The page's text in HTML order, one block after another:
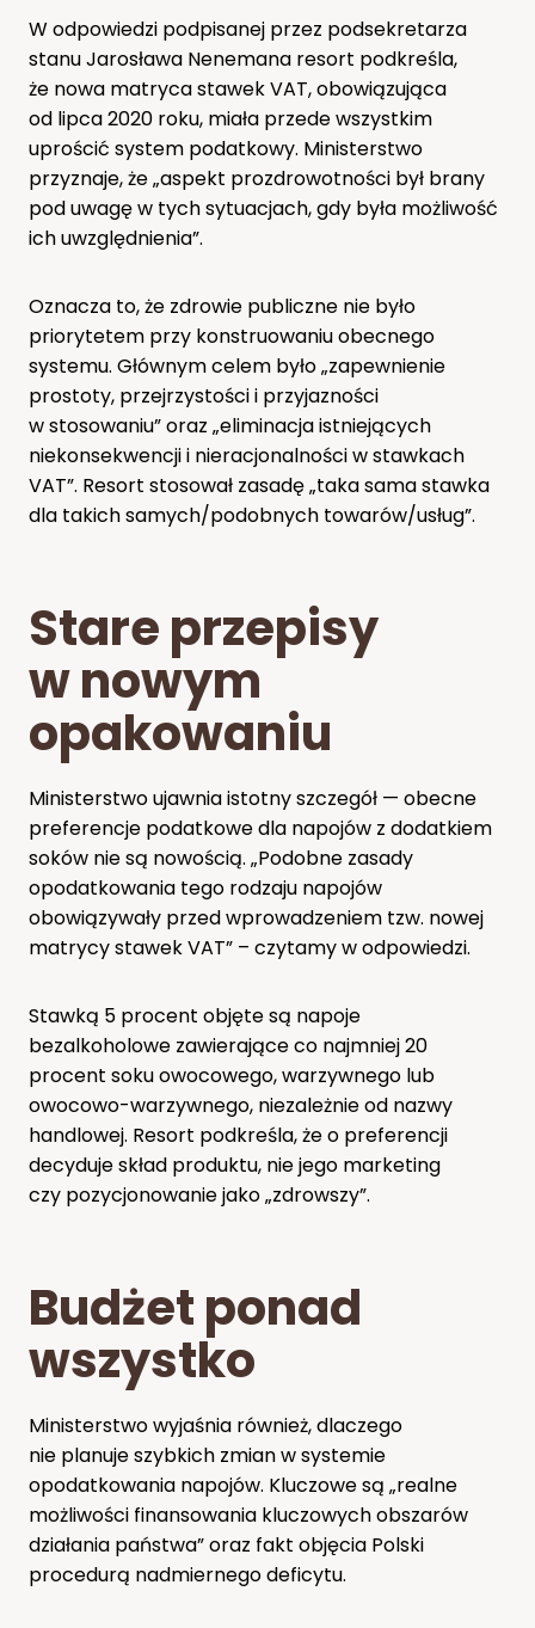
W odpowiedzi podpisanej przez podsekretarza
stanu Jarosława Nenemana resort podkreśla,
że nowa matryca stawek VAT, obowiązująca
od lipca 2020 roku, miała przede wszystkim
uprościć system podatkowy. Ministerstwo
przyznaje, że „aspekt prozdrowotności był brany
pod uwagę w tych sytuacjach, gdy była możliwość
ich uwzględnienia”.
Oznacza to, że zdrowie publiczne nie było
priorytetem przy konstruowaniu obecnego
systemu. Głównym celem było „zapewnienie
prostoty, przejrzystości i przyjazności
w stosowaniu” oraz „eliminacja istniejących
niekonsekwencji i nieracjonalności w stawkach
VAT”. Resort stosował zasadę „taka sama stawka
dla takich samych/podobnych towarów/usług”.
Stare przepisy
w nowym
opakowaniu
Ministerstwo ujawnia istotny szczegół — obecne
preferencje podatkowe dla napojów z dodatkiem
soków nie są nowością. „Podobne zasady
opodatkowania tego rodzaju napojów
obowiązywały przed wprowadzeniem tzw. nowej
matrycy stawek VAT” – czytamy w odpowiedzi.
Stawką 5 procent objęte są napoje
bezalkoholowe zawierające co najmniej 20
procent soku owocowego, warzywnego lub
owocowo-warzywnego, niezależnie od nazwy
handlowej. Resort podkreśla, że o preferencji
decyduje skład produktu, nie jego marketing
czy pozycjonowanie jako „zdrowszy”.
Budżet ponad
wszystko
Ministerstwo wyjaśnia również, dlaczego
nie planuje szybkich zmian w systemie
opodatkowania napojów. Kluczowe są „realne
możliwości finansowania kluczowych obszarów
działania państwa” oraz fakt objęcia Polski
procedurą nadmiernego deficytu.